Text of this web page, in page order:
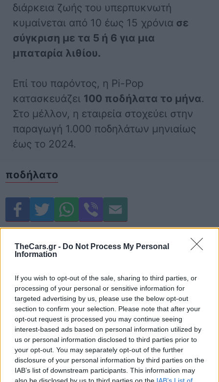
TheCars.gr - Do Not Process My Personal
Information
If you wish to opt-out of the sale, sharing to third parties, or
processing of your personal or sensitive information for
targeted advertising by us, please use the below opt-out
section to confirm your selection. Please note that after your
opt-out request is processed you may continue seeing
interest-based ads based on personal information utilized by
us or personal information disclosed to third parties prior to
your opt-out. You may separately opt-out of the further
disclosure of your personal information by third parties on the
IAB’s list of downstream participants. This information may
also be disclosed by us to third parties on the IAB’s List of
διάρκεια ζωής του υπερπυκνωτή
κυμαίνεται από 10 έως 15 χρόνια σε
σύγκριση με τα 5 ή 6 για μια
μπαταρία λιθίου.
Επί του παρόντος, η Pi-Pop
κατασκευάζει 100 ποδήλατα το μήνα.
Στο μέλλον, η εταιρεία στοχεύει στην
παραγωγή 1.000 ποδηλάτων μηνιαίως
έως το 2024.
ποδήλατο
Δείτε επίσης